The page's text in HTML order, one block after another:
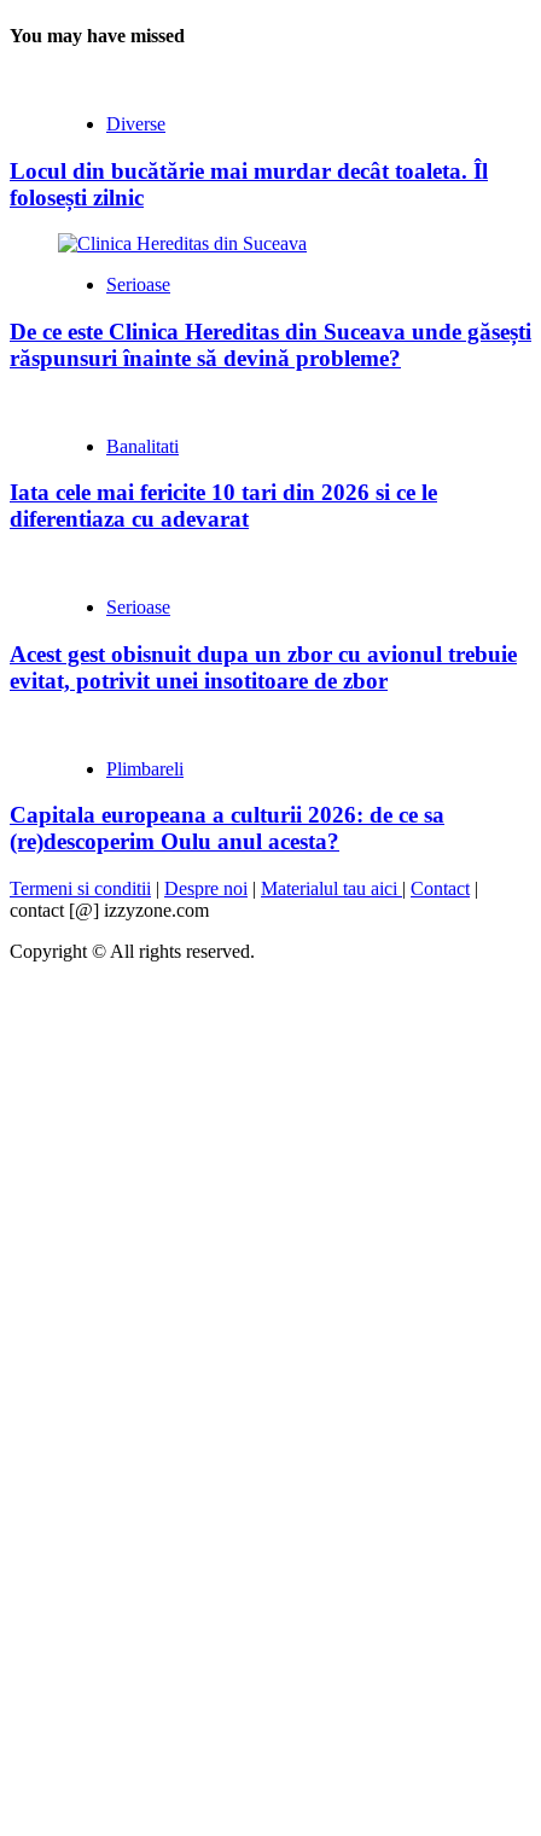
You may have missed
Diverse
Locul din bucătărie mai murdar decât toaleta. Îl
folosești zilnic
Serioase
De ce este Clinica Hereditas din Suceava unde găsești
răspunsuri înainte să devină probleme?
Banalitati
Iata cele mai fericite 10 tari din 2026 si ce le
diferentiaza cu adevarat
Serioase
Acest gest obisnuit dupa un zbor cu avionul trebuie
evitat, potrivit unei insotitoare de zbor
Plimbareli
Capitala europeana a culturii 2026: de ce sa
(re)descoperim Oulu anul acesta?
Termeni si conditii | Despre noi | Materialul tau aici | Contact |
contact [@] izzyzone.com
Copyright © All rights reserved.